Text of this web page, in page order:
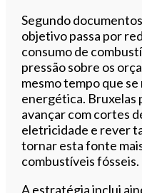
Segundo
objetivo passa por
consumo de
pressão sobre os
mesmo tempo que
energética. Bruxelas
avançar com cortes
eletricidade e rever
tornar esta fonte
combustíveis fósseis.
A estratégia inclui